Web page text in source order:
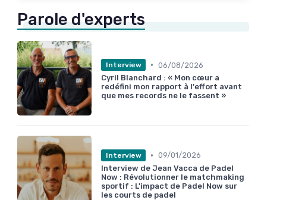
Parole d'experts
Interview • 06/08/2026
Cyril Blanchard : « Mon cœur a
redéfini mon rapport à l'effort avant
que mes records ne le fassent »
Interview • 09/01/2026
Interview de Jean Vacca de Padel
Now : Révolutionner le matchmaking
sportif : L'impact de Padel Now sur
les courts de padel